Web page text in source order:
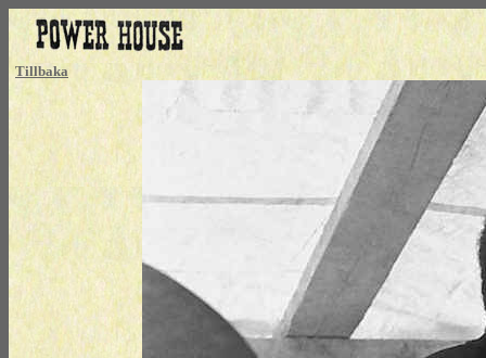
Tillbaka